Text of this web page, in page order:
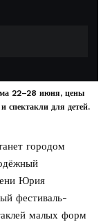
22–28 июня, цены
спектакли для детей.
городом
Юрия
фестиваль-
малых форм